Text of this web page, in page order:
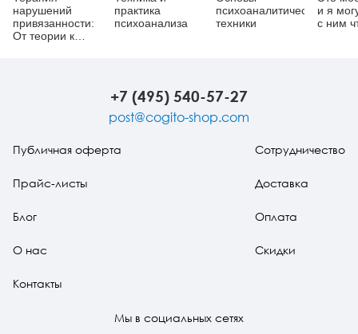
нарушений
привязанности:
От теории к
практика
психоанализа
психоаналитической
техники
и я
с ним
+7 (495) 540-57-27
post@cogito-shop.com
Публичная оферта
Прайс-листы
Блог
О нас
Контакты
Сотрудничество
Доставка
Оплата
Скидки
Мы в социальных сетях